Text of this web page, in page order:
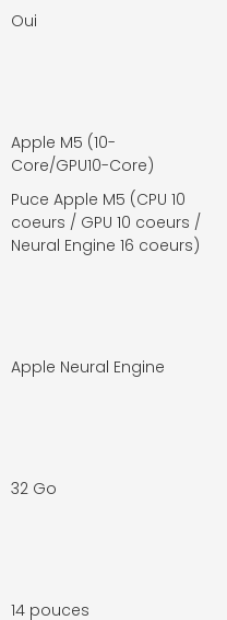
Oui
Apple M5 (10-
Core/GPU10-Core)
Puce Apple M5 (CPU 10
coeurs / GPU 10 coeurs /
Neural Engine 16 coeurs)
Apple Neural Engine
32 Go
14 pouces